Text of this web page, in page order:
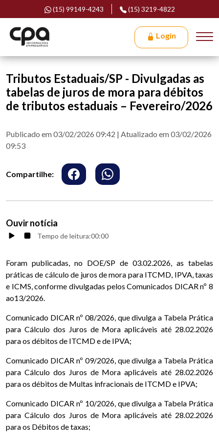
(15) 99149-4243 (15) 3219-4822
Login
Tributos Estaduais/SP - Divulgadas as
tabelas de juros de mora para débitos
de tributos estaduais – Fevereiro/2026
Publicado em 03/02/2026 09:42 | Atualizado em 03/02/2026
09:53
Compartilhe:
Ouvir notícia
Tempo de leitura:00:00
Foram publicadas, no DOE/SP de 03.02.2026, as tabelas
práticas de cálculo de juros de mora para ITCMD, IPVA, taxas
e ICMS, conforme divulgadas pelos Comunicados DICAR nº 8
ao13/2026.
Comunicado DICAR nº 08/2026, que divulga a Tabela Prática
para Cálculo dos Juros de Mora aplicáveis até 28.02.2026
para os débitos de ITCMD e de IPVA;
Comunicado DICAR nº 09/2026, que divulga a Tabela Prática
para Cálculo dos Juros de Mora aplicáveis até 28.02.2026
para os débitos de Multas infracionais de ITCMD e IPVA;
Comunicado DICAR nº 10/2026, que divulga a Tabela Prática
para Cálculo dos Juros de Mora aplicáveis até 28.02.2026
para os Débitos de taxas;